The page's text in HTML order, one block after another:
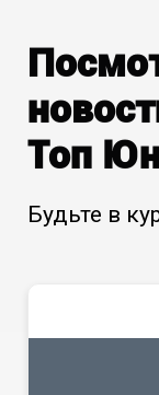
Будьте в
Топ